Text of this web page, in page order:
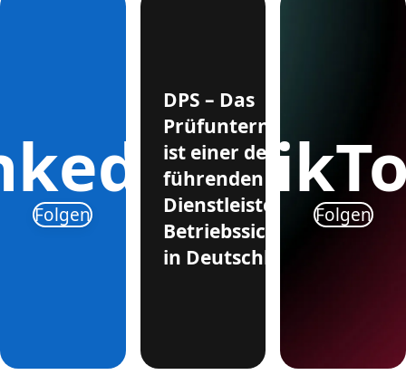
Folgen
DPS – Das
Prüfunternehmen
ist einer der
führenden
Dienstleister für
Betriebssicherheit
in Deutschland.
Folgen